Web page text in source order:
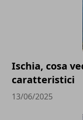
Ischia, cosa
caratteristici
13/06/2025